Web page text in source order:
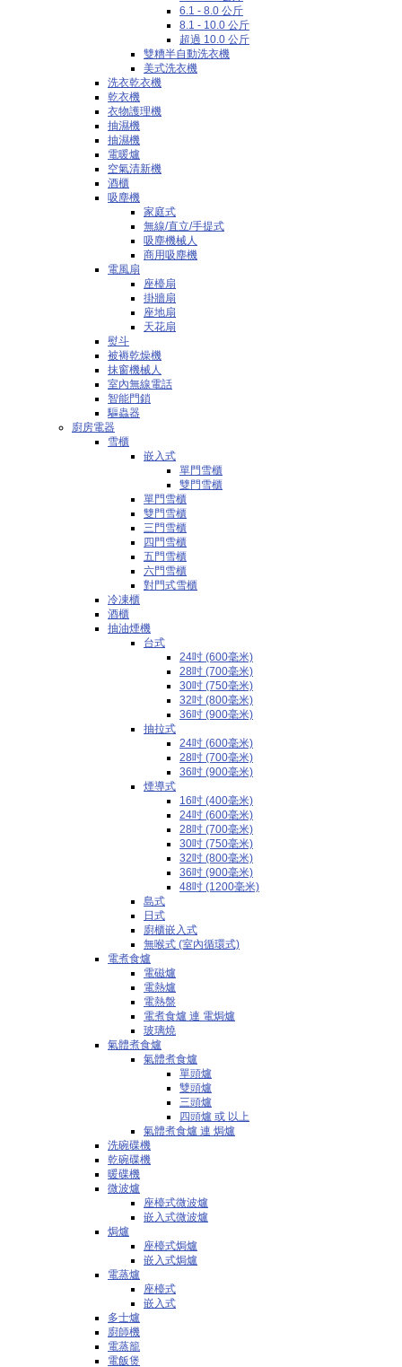
6.1 - 8.0 公斤
8.1 - 10.0 公斤
超過 10.0 公斤
雙糟半自動洗衣機
美式洗衣機
洗衣乾衣機
乾衣機
衣物護理機
抽濕機
抽濕機
電暖爐
空氣清新機
酒櫃
吸塵機
家庭式
無線/直立/手提式
吸塵機械人
商用吸塵機
電風扇
座檯扇
掛牆扇
座地扇
天花扇
熨斗
被褥乾燥機
抹窗機械人
室內無線電話
智能門鎖
驅蟲器
廚房電器
雪櫃
嵌入式
單門雪櫃
雙門雪櫃
單門雪櫃
雙門雪櫃
三門雪櫃
四門雪櫃
五門雪櫃
六門雪櫃
對門式雪櫃
冷凍櫃
酒櫃
抽油煙機
台式
24吋 (600毫米)
28吋 (700毫米)
30吋 (750毫米)
32吋 (800毫米)
36吋 (900毫米)
抽拉式
24吋 (600毫米)
28吋 (700毫米)
36吋 (900毫米)
煙導式
16吋 (400毫米)
24吋 (600毫米)
28吋 (700毫米)
30吋 (750毫米)
32吋 (800毫米)
36吋 (900毫米)
48吋 (1200毫米)
島式
日式
廚櫃嵌入式
無喉式 (室內循環式)
電煮食爐
電磁爐
電熱爐
電熱盤
電煮食爐 連 電焗爐
玻璃燒
氣體煮食爐
氣體煮食爐
單頭爐
雙頭爐
三頭爐
四頭爐 或 以上
氣體煮食爐 連 焗爐
洗碗碟機
乾碗碟機
暖碟機
微波爐
座檯式微波爐
嵌入式微波爐
焗爐
座檯式焗爐
嵌入式焗爐
電蒸爐
座檯式
嵌入式
多士爐
廚師機
電蒸籠
電飯煲